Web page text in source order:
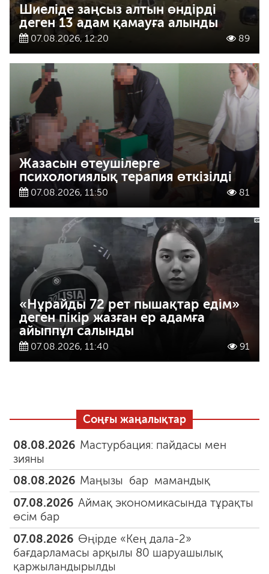
Шиеліде заңсыз алтын өндірді
деген 13 адам қамауға алынды
07.08.2026, 12:20 89
Жазасын өтеушілерге
психологиялық терапия өткізілді
07.08.2026, 11:50 81
«Нұрайды 72 рет пышақтар едім»
деген пікір жазған ер адамға
айыппұл салынды
07.08.2026, 11:40 91
Соңғы жаңалықтар
08.08.2026 Мастурбация: пайдасы мен
зияны
08.08.2026 Маңызы бар мамандық
07.08.2026 Аймақ экономикасында тұрақты
өсім бар
07.08.2026 Өңірде «Кең дала-2»
бағдарламасы арқылы 80 шаруашылық
қаржыландырылды